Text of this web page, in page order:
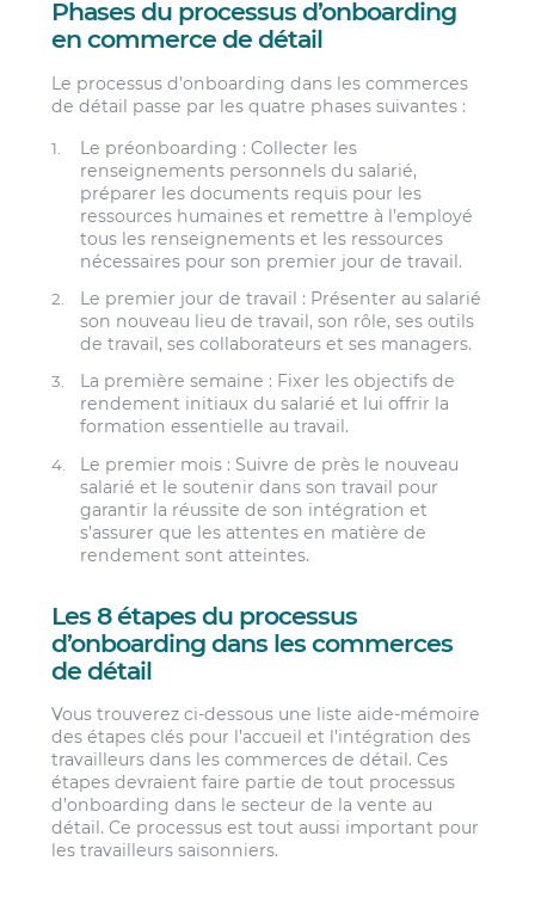
Phases du processus d’onboarding
en commerce de détail
Le processus d’onboarding dans les commerces
de détail passe par les quatre phases suivantes :
Le préonboarding : Collecter les
renseignements personnels du salarié,
préparer les documents requis pour les
ressources humaines et remettre à l’employé
tous les renseignements et les ressources
nécessaires pour son premier jour de travail.
Le premier jour de travail : Présenter au salarié
son nouveau lieu de travail, son rôle, ses outils
de travail, ses collaborateurs et ses managers.
La première semaine : Fixer les objectifs de
rendement initiaux du salarié et lui offrir la
formation essentielle au travail.
Le premier mois : Suivre de près le nouveau
salarié et le soutenir dans son travail pour
garantir la réussite de son intégration et
s’assurer que les attentes en matière de
rendement sont atteintes.
Les 8 étapes du processus
d’onboarding dans les commerces
de détail
Vous trouverez ci-dessous une liste aide-mémoire
des étapes clés pour l’accueil et l’intégration des
travailleurs dans les commerces de détail. Ces
étapes devraient faire partie de tout processus
d’onboarding dans le secteur de la vente au
détail. Ce processus est tout aussi important pour
les travailleurs saisonniers.